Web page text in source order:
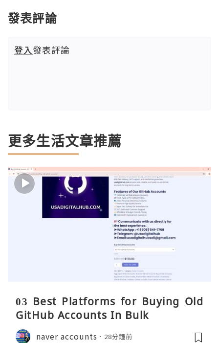
發表評論
登入發表評論
更多生活文章推薦
03 Best Platforms for Buying Old
GitHub Accounts In Bulk
naver accounts 28分鐘前